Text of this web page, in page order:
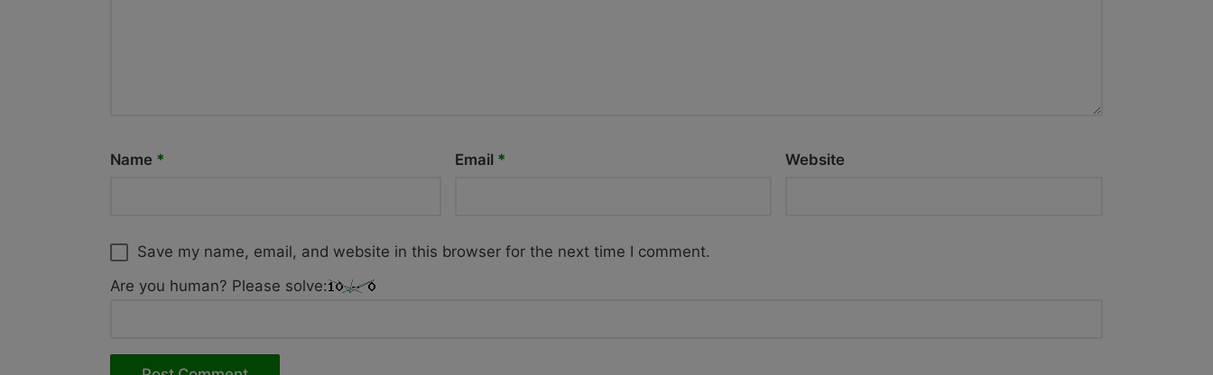
Name * Email * Website
Save my name, email, and website in this browser for the next time I comment.
Are you human? Please solve: